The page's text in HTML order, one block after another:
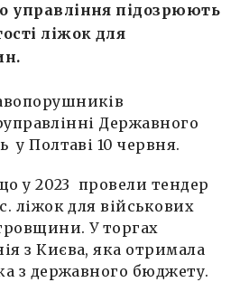
управління підозрюють
ліжок для
Державного
у Полтаві 10 червня.
у 2023 провели тендер
ліжок для військових
У торгах
з Києва, яка отримала
з державного бюджету.